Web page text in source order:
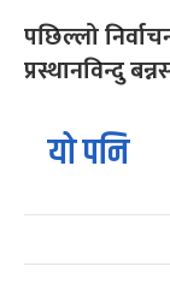
पछिल्लो
प्रस्थानविन्दु
यो पनि